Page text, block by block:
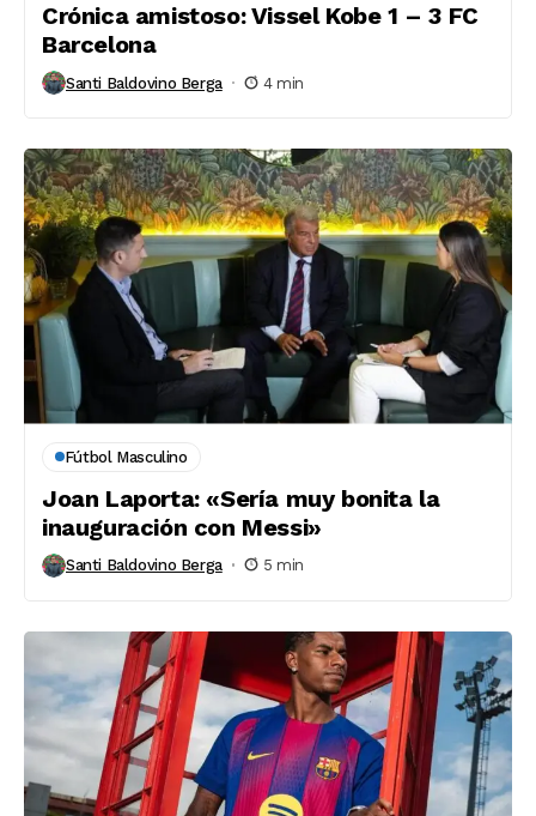
Crónica amistoso: Vissel Kobe 1 – 3 FC
Barcelona
Santi Baldovino Berga 4 min
Fútbol Masculino
Joan Laporta: «Sería muy bonita la
inauguración con Messi»
Santi Baldovino Berga 5 min